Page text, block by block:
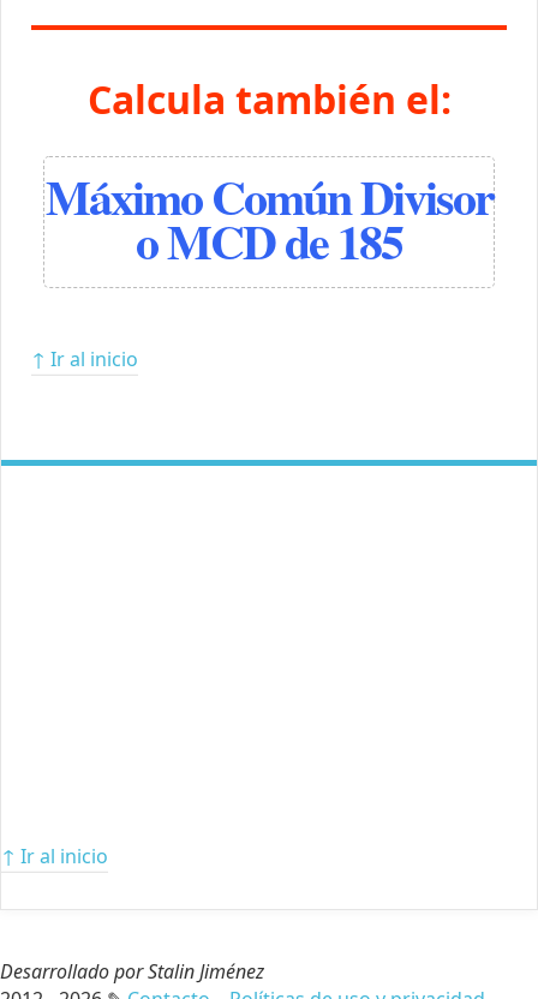
Calcula también el:
Máximo Común Divisor
o MCD de 185
↑ Ir al inicio
↑ Ir al inicio
Desarrollado por Stalin Jiménez